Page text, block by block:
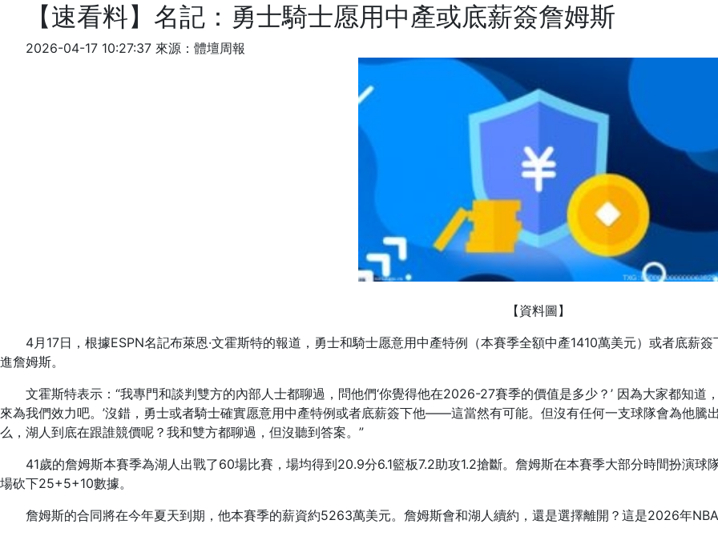
【速看料】名記：勇士騎士愿用中產或底薪簽詹姆斯
2026-04-17 10:27:37 來源：體壇周報
【資料圖】
4月17日，根據ESPN名記布萊恩·文霍斯特的報道，勇士和騎士愿意用中產特例（本賽季全額中產1410萬美元）或者底
進詹姆斯。
文霍斯特表示：“我專門和談判雙方的內部人士都聊過，問他們‘你覺得他在2026-27賽季的價值是多少？’ 因為大家都知
來為我們效力吧。’沒錯，勇士或者騎士確實愿意用中產特例或者底薪簽下他——這當然有可能。但沒有任何一支球隊會為他騰
么，湖人到底在跟誰競價呢？我和雙方都聊過，但沒聽到答案。”
41歲的詹姆斯本賽季為湖人出戰了60場比賽，場均得到20.9分6.1籃板7.2助攻1.2搶斷。詹姆斯在本賽季大部分時間扮演
場砍下25+5+10數據。
詹姆斯的合同將在今年夏天到期，他本賽季的薪資約5263萬美元。詹姆斯會和湖人續約，還是選擇離開？這是2026年